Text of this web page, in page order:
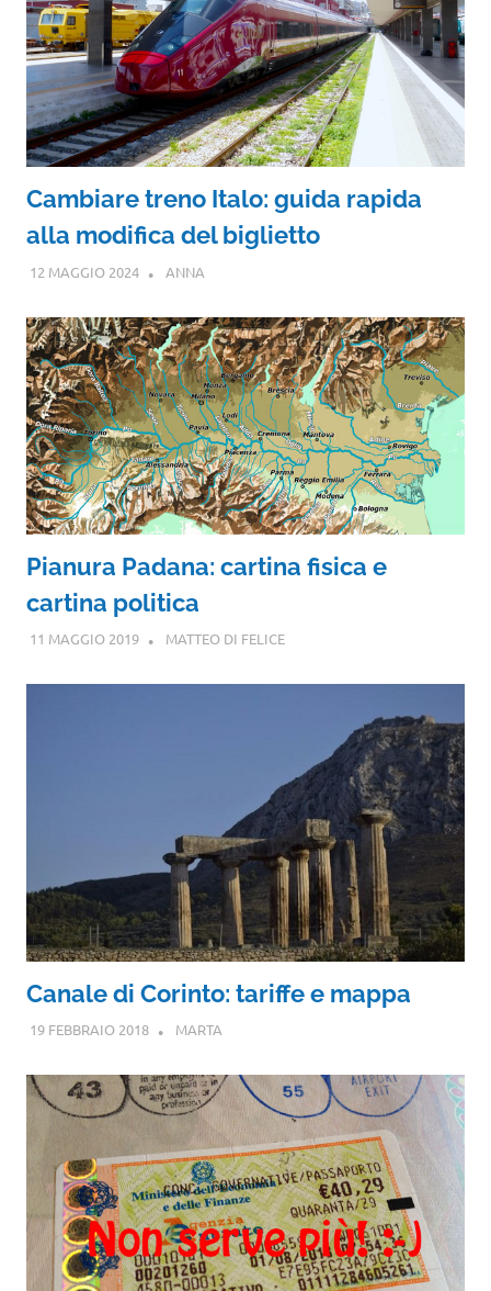
Cambiare treno Italo: guida rapida
alla modifica del biglietto
12 MAGGIO 2024 ANNA
Pianura Padana: cartina fisica e
cartina politica
11 MAGGIO 2019 MATTEO DI FELICE
Canale di Corinto: tariffe e mappa
19 FEBBRAIO 2018 MARTA